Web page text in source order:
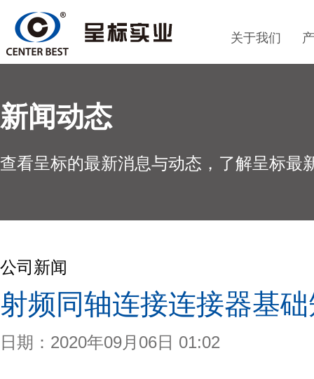
关于我们
新闻动态
查看呈标的最新消息与动态，了解呈标最
公司新闻
射频同轴连接连接器基
日期：2020年09月06日 01:02